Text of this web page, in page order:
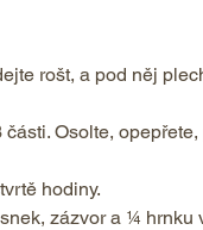
rošt, a pod něj
Osolte,
hodiny.
zázvor a ¼ hrnku